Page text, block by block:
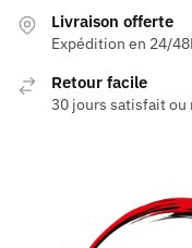
Livraison offerte
Expédition en 24/
Retour facile
30 jours satisfait ou